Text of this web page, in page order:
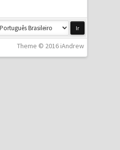
Theme © 2016 iAndrew